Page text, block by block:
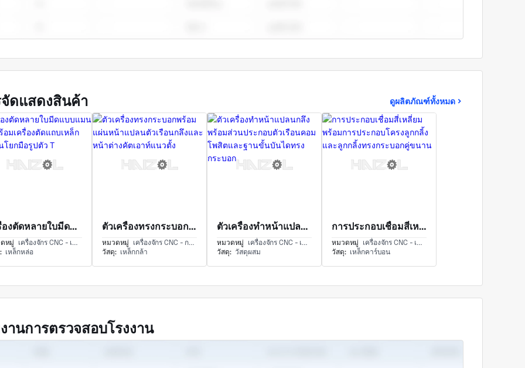
ช่นเครื่องจักรอิเล็กทรอนิกส์รถยนต์ระบบอัตโนมัติทางอุตสาหกรรมเครื่องใช้ในครัวเรือนอุปกรณ์ทางการแพทย์ฯลฯ
กหลายปีของประสบการณ์การสะสมและการตกตะกอนทางเทคนิคส่วนประกอบหลักของมวล Spectrometer ขั้วที่สี่
สบความสำเร็จบางอย่างและได้รับความไว้วางใจจากลูกค้ามากขึ้น
งไปข้างหน้าในอนาคตบริษัทมีจุดมุ่งหมายเพื่อฟื้นฟูอุตสาหกรรมแห่งชาติและส่งเสริมแบรนด์เก่าแห่งองค์กรใน
ษส่งเสริมการผลิตอุปกรณ์ที่ทันสมัยเป็นความรับผิดชอบของตัวเองและโลหะผสมตะกั่วอนาคตของอุตสาหกรรมขอ
ดแสดงสินค้า ดูผลิตภัณฑ์ทั้งหมด
เครื่องตัดหลายใบมีดแบบแมนนวลพร้อมเครื่องตัดแถบเหล็กและคันโยกมือรูปตัว T
หมู่
เครื่องจักร CNC - เครื่องกัด CNC และการกัด
เหล็กหล่อ
ตัวเครื่องทรงกระบอกพร้อมแผ่นหน้าแปลนตัวเรือนกลึงและหน้าต่างคัตเอาท์แนวตั้ง
หมวดหมู่
เครื่องจักร CNC - การกัดแบบ 5 แกน
วัสดุ: เหล็กกล้า
ตัวเครื่องทำหน้าแปลนกลึงพร้อมส่วนประกอบตัวเรือนคอมโพสิตและฐานขั้นบันไดทรงกระบอก
หมวดหมู่
เครื่องจักร CNC - เครื่องกัด CNC และการกัด
วัสดุ: วัสดุผสม
การประกอบเชื่อมสี่เหลี่ยมพร้อมการประกอบโครงลูกกลิ้งและลูกกลิ้งทรงกระบอกคู่ขนาน
หมวดหมู่
เครื่องจักร CNC - เครื่องกัด CNC และการกัด
วัสดุ: เหล็กคาร์บอน
านการตรวจสอบโรงงาน